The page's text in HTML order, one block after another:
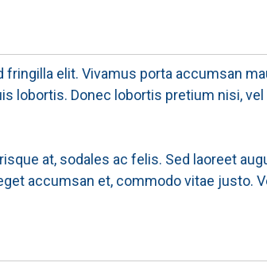
elit. Vivamus porta accumsan
lobortis. Donec lobortis pretium nisi,
at, sodales ac felis. Sed laoreet
accumsan et, commodo vitae justo.